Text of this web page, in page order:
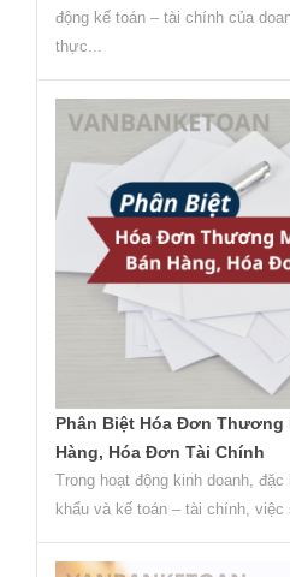
động kế toán – tài chính của
thực...
Phân Biệt Hóa Đơn Thương
Hàng, Hóa Đơn Tài Chính
Trong hoạt động kinh doanh,
khẩu và kế toán – tài chính,